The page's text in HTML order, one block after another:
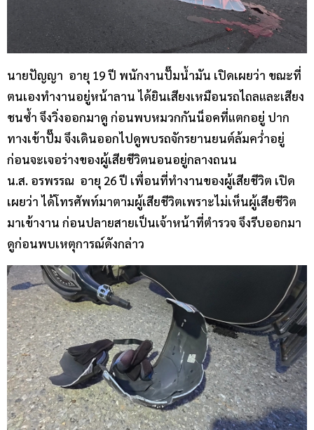
นายปัญญา อายุ 19 ปี พนักงานปั๊มน้ำมัน เปิดเผยว่า ขณะที่
ตนเองทำงานอยู่หน้าลาน ได้ยินเสียงเหมือนรถไถลและเสียง
ชนซ้ำ จึงวิ่งออกมาดู ก่อนพบหมวกกันน็อคที่แตกอยู่ ปาก
ทางเข้าปั๊ม จึงเดินออกไปดูพบรถจักรยานยนต์ล้มคว่ำอยู่
ก่อนจะเจอร่างของผู้เสียชีวิตนอนอยู่กลางถนน
น.ส. อรพรรณ อายุ 26 ปี เพื่อนที่ทำงานของผู้เสียชีวิต เปิด
เผยว่า ได้โทรศัพท์มาตามผู้เสียชีวิตเพราะไม่เห็นผู้เสียชีวิต
มาเข้างาน ก่อนปลายสายเป็นเจ้าหน้าที่ตำรวจ จึงรีบออกมา
ดูก่อนพบเหตุการณ์ดังกล่าว